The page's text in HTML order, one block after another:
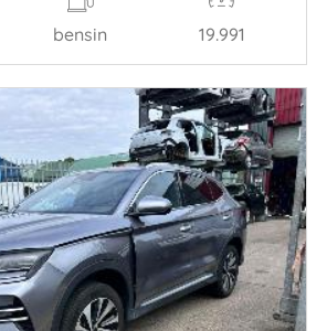
bensin 19.991